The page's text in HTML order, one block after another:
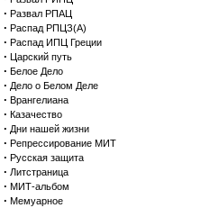
· Развал РПАЦ
· Распад РПЦЗ(А)
· Распад ИПЦ Греции
· Царский путь
· Белое Дело
· Дело о Белом Деле
· Врангелиана
· Казачество
· Дни нашей жизни
· Репрессирование МИТ
· Русская защита
· Литстраница
· МИТ-альбом
· Мемуарное